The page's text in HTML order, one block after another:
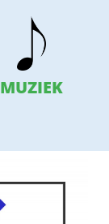
MUZIEK